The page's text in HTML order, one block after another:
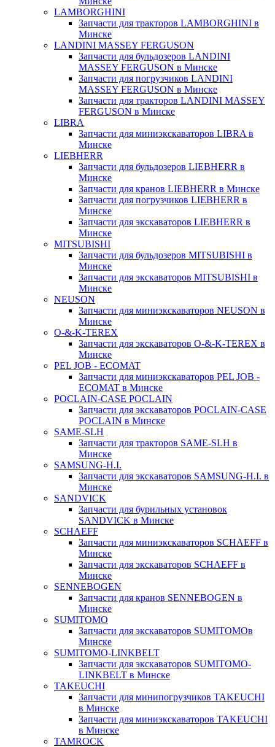
LAMBORGHINI
Запчасти для тракторов LAMBORGHINI в
Минске
LANDINI MASSEY FERGUSON
Запчасти для бульдозеров LANDINI
MASSEY FERGUSON в Минске
Запчасти для погрузчиков LANDINI
MASSEY FERGUSON в Минске
Запчасти для тракторов LANDINI MASSEY
FERGUSON в Минске
LIBRA
Запчасти для миниэкскаваторов LIBRA в
Минске
LIEBHERR
Запчасти для бульдозеров LIEBHERR в
Минске
Запчасти для кранов LIEBHERR в Минске
Запчасти для погрузчиков LIEBHERR в
Минске
Запчасти для экскаваторов LIEBHERR в
Минске
MITSUBISHI
Запчасти для бульдозеров MITSUBISHI в
Минске
Запчасти для экскаваторов MITSUBISHI в
Минске
NEUSON
Запчасти для миниэкскаваторов NEUSON в
Минске
O-&-K-TEREX
Запчасти для экскаваторов O-&-K-TEREX в
Минске
PEL JOB - ECOMAT
Запчасти для миниэкскаваторов PEL JOB -
ECOMAT в Минске
POCLAIN-CASE POCLAIN
Запчасти для экскаваторов POCLAIN-CASE
POCLAIN в Минске
SAME-SLH
Запчасти для тракторов SAME-SLH в
Минске
SAMSUNG-H.I.
Запчасти для экскаваторов SAMSUNG-H.I. в
Минске
SANDVICK
Запчасти для бурильных установок
SANDVICK в Минске
SCHAEFF
Запчасти для миниэкскаваторов SCHAEFF в
Минске
Запчасти для экскаваторов SCHAEFF в
Минске
SENNEBOGEN
Запчасти для кранов SENNEBOGEN в
Минске
SUMITOMO
Запчасти для экскаваторов SUMITOMOв
Минске
SUMITOMO-LINKBELT
Запчасти для экскаваторов SUMITOMO-
LINKBELT в Минске
TAKEUCHI
Запчасти для минипогрузчиков TAKEUCHI
в Минске
Запчасти для миниэкскаваторов TAKEUCHI
в Минске
TAMROCK